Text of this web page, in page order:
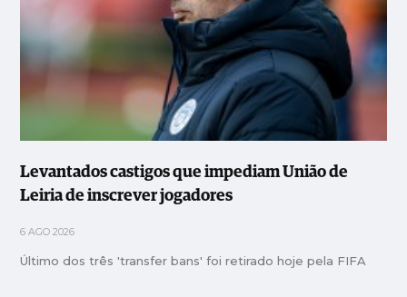
Levantados castigos que impediam União de
Leiria de inscrever jogadores
6 AGO 2026
Último dos três 'transfer bans' foi retirado hoje pela FIFA